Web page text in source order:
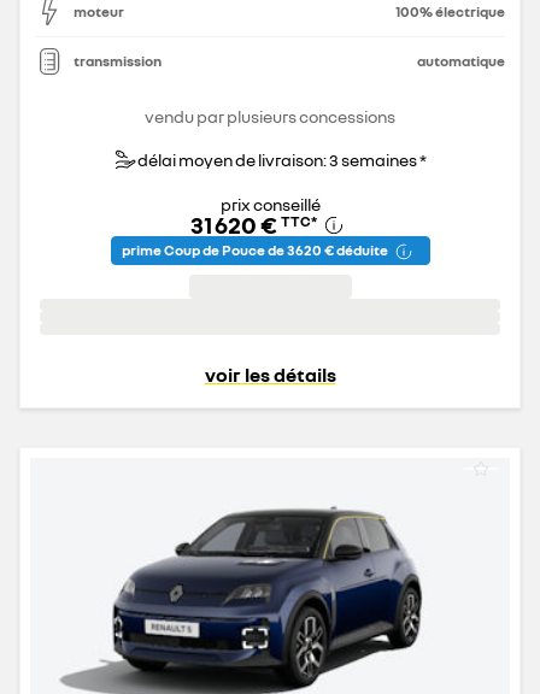
moteur 100% électrique
transmission automatique
vendu par plusieurs concessions
délai moyen de livraison: 3 semaines *
prix conseillé
31 620 € TTC*
prime Coup de Pouce de 3 620 € déduite
voir les détails